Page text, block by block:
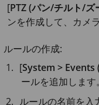
[PTZ (パン/チルト/ズ
ンを作成して、カメ
ルールの作成:
[System > Events
ールを追加します。
ルールの名前を入